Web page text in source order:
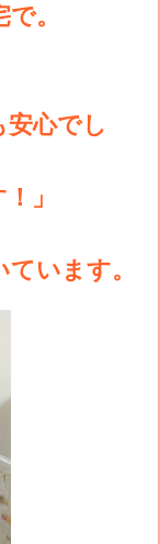
。
安心でし
」
います。